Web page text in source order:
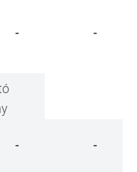
- -
- -